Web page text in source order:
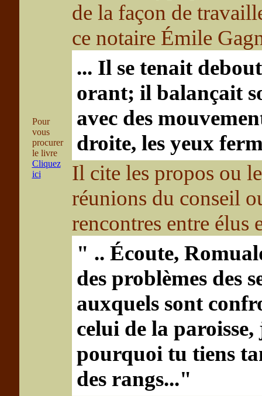
Pour
vous
procurer
le livre
Cliquez
ici
de la façon de
ce notaire Émile
... Il se tenait
orant; il balançait
avec des
droite, les yeux
Il cite les propos ou
réunions du conseil
rencontres entre élus
" .. Écoute,
des problèmes des
auxquels sont
celui de la
pourquoi tu tiens
des rangs..."